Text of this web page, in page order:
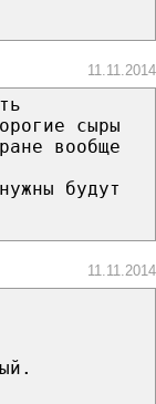
11.11.2014
сыры
вообще
будут
11.11.2014